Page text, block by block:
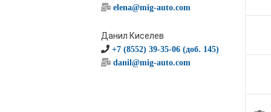
elena@mig-auto.com
Данил Киселев
+7 (8552) 39-35-06 (доб. 145)
danil@mig-auto.com